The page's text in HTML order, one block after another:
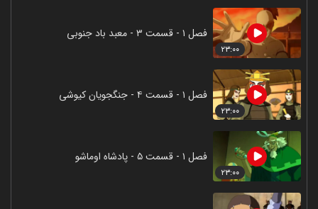
۲۳:۰۰
فصل ۱ - قسمت ۳ - معبد باد جنوبی
۲۳:۰۰
فصل ۱ - قسمت ۴ - جنگجویان کیوشی
۲۳:۰۰
فصل ۱ - قسمت ۵ - پادشاه اوماشو